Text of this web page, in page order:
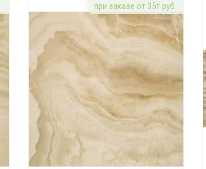
при заказе от 35т.руб